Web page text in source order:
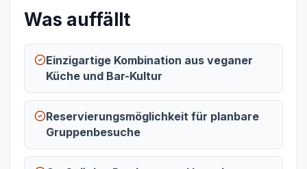
Was auffällt
Einzigartige Kombination aus veganer
Küche und Bar-Kultur
Reservierungsmöglichkeit für planbare
Gruppenbesuche